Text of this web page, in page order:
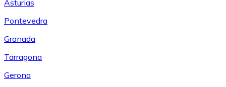
Asturias
Pontevedra
Granada
Tarragona
Gerona